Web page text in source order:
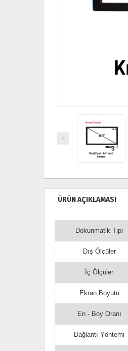
ÜRÜN AÇIKLAMASI
Dokunmatik Tipi
Dış Ölçüler
İç Ölçüler
Ekran Boyutu
En - Boy Oranı
Bağlantı Yöntemi